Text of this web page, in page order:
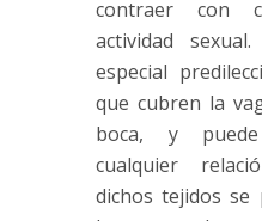
contraer con
actividad
especial
que cubren la
boca, y
cualquier
dichos tejidos se